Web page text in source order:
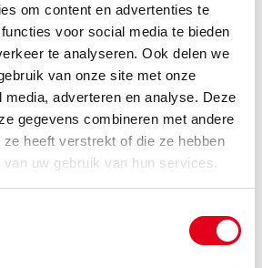
om content en advertenties te
voor social media te bieden
te analyseren. Ook delen we
van onze site met onze
adverteren en analyse. Deze
gegevens combineren met andere
ze heeft verstrekt of die ze hebben
uw gebruik van hun services.
-
Triple-lok Tube - BSPP 10 x
3/8"
Stuks
-